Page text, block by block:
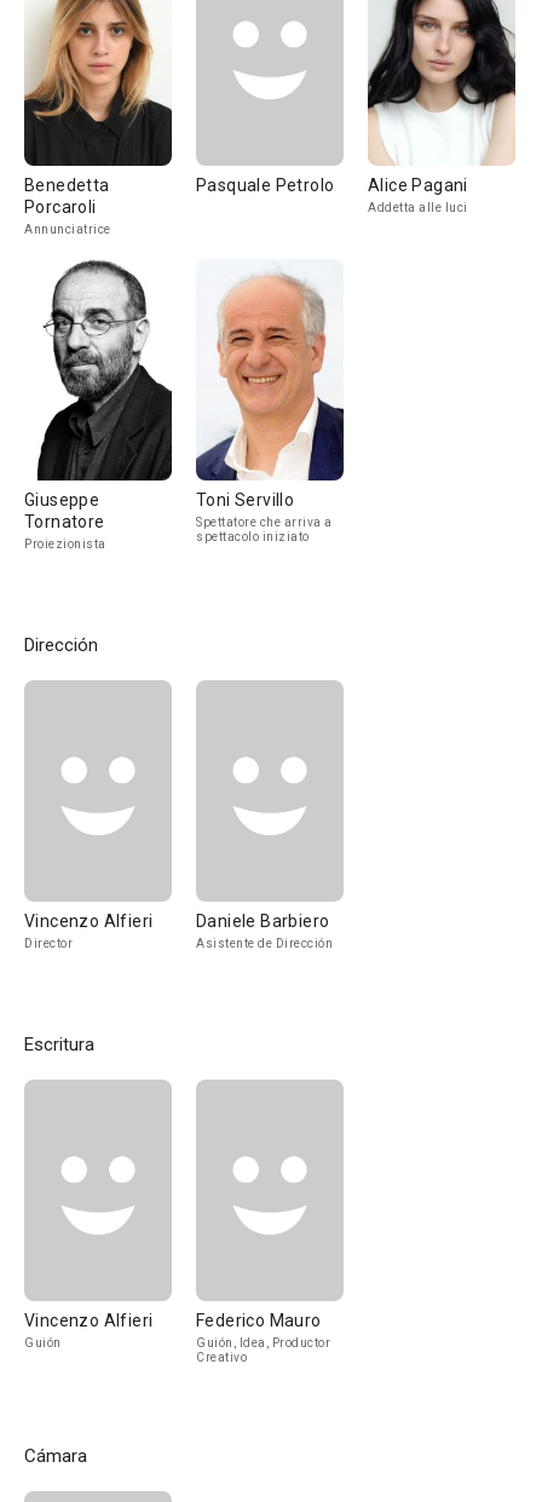
Benedetta
Porcaroli
Annunciatrice
Pasquale Petrolo Alice Pagani
Addetta alle luci
Giuseppe
Tornatore
Proiezionista
Toni Servillo
Spettatore che arriva a
spettacolo iniziato
Dirección
Vincenzo Alfieri
Director
Daniele Barbiero
Asistente de Dirección
Escritura
Vincenzo Alfieri
Guión
Federico Mauro
Guión, Idea, Productor
Creativo
Cámara